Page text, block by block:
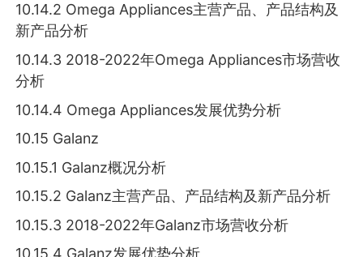
10.14.2 Omega Appliances主营产品、产品结构及
新产品分析
10.14.3 2018-2022年Omega Appliances市场营收
分析
10.14.4 Omega Appliances发展优势分析
10.15 Galanz
10.15.1 Galanz概况分析
10.15.2 Galanz主营产品、产品结构及新产品分析
10.15.3 2018-2022年Galanz市场营收分析
10.15.4 Galanz发展优势分析